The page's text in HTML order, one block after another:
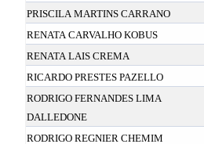
PRISCILA MARTINS CARRANO
RENATA CARVALHO KOBUS
RENATA LAIS CREMA
RICARDO PRESTES PAZELLO
RODRIGO FERNANDES LIMA
DALLEDONE
RODRIGO REGNIER CHEMIM